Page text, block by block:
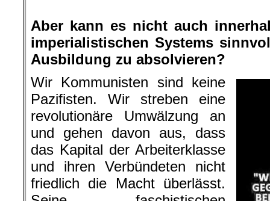
Aber kann es nicht auch
imperialistischen Systems
Ausbildung zu absolvieren?
Wir Kommunisten sind keine
Pazifisten. Wir streben eine
revolutionäre Umwälzung an
und gehen davon aus, dass
das Kapital der Arbeiterklasse
und ihren Verbündeten nicht
friedlich die Macht überlässt.